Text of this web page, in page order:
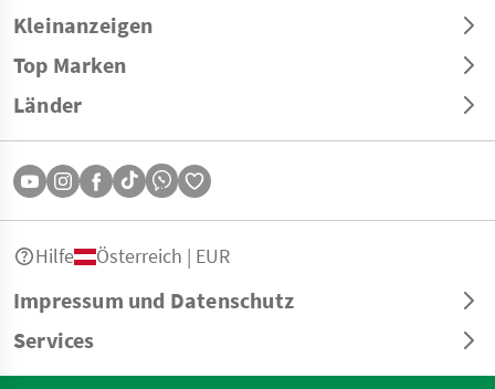
Kleinanzeigen
Top Marken
Länder
Impressum und Datenschutz
Services
Hilfe Österreich | EUR